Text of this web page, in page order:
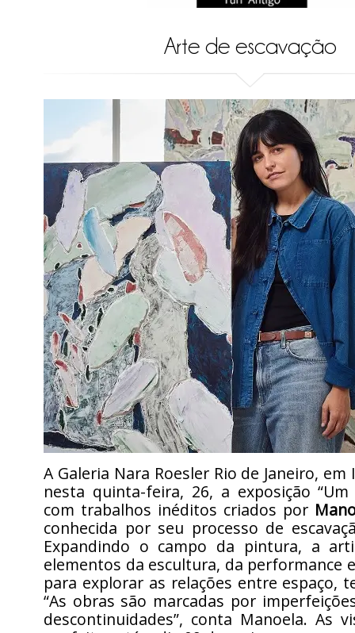
Arte de escavação
A Galeria Nara Roesler Rio de Janeiro,
nesta quinta-feira, 26, a exposição
com trabalhos inéditos criados por
conhecida por seu processo de
Expandindo o campo da pintura, a
elementos da escultura, da performance
para explorar as relações entre espaço,
“As obras são marcadas por
descontinuidades”, conta Manoela. As